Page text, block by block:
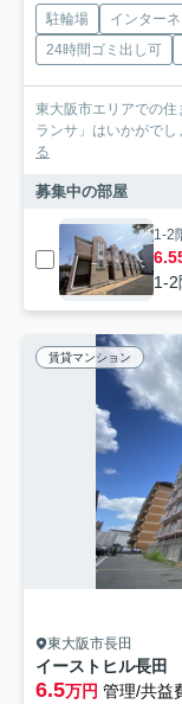
駐輪場 インター
24時間ゴミ出し可
東大阪市エリアでの
ランサ」はいかがで
る
募集中の部屋
1-2
1-
賃貸マンション
東大阪市長田
イーストヒル長田
6.5万円 管理/共益